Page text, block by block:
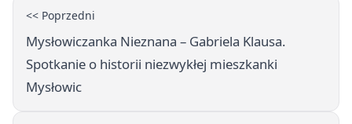
<< Poprzedni
Mysłowiczanka Nieznana – Gabriela Klausa.
Spotkanie o historii niezwykłej mieszkanki
Mysłowic